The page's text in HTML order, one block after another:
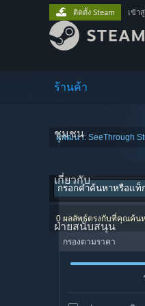
ร้านค้า
ชุมชน
เกี่ยวกับ
ฝ่ายสนับสนุน
ติดตั้ง Steam เข้า
ผู้พัฒนา: SeeThrough
0 ผลลัพธ์ตรงกับที่คุณค้น
กรองตามราคา